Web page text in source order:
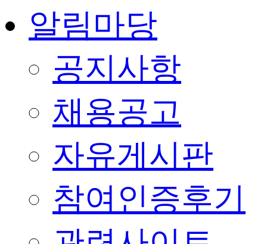
알림마당
공지사항
채용공고
자유게시판
참여인증후기